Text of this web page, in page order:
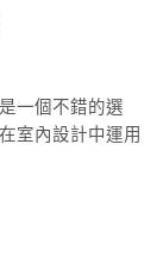
一個不錯的選
室內設計中運用